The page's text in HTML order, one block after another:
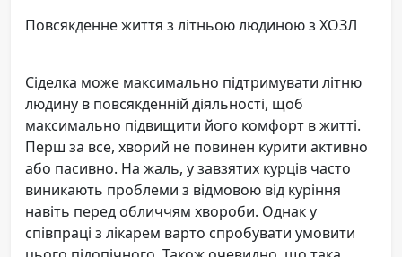
Повсякденне життя з літньою людиною з ХОЗЛ
Сіделка може максимально підтримувати літню
людину в повсякденній діяльності, щоб
максимально підвищити його комфорт в житті.
Перш за все, хворий не повинен курити активно
або пасивно. На жаль, у завзятих курців часто
виникають проблеми з відмовою від куріння
навіть перед обличчям хвороби. Однак у
співпраці з лікарем варто спробувати умовити